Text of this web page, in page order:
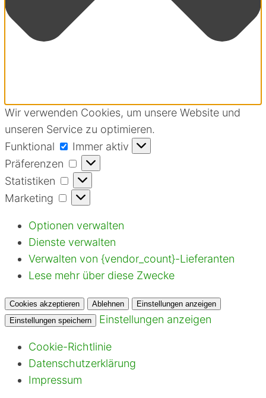
Wir verwenden Cookies, um unsere Website und
unseren Service zu optimieren.
Funktional
Funktional
Immer aktiv
Präferenzen
Präferenzen
Statistiken
Statistiken
Marketing
Marketing
Optionen verwalten
Dienste verwalten
Verwalten von {vendor_count}-Lieferanten
Lese mehr über diese Zwecke
Cookies akzeptieren Ablehnen
Einstellungen anzeigen
Einstellungen speichern
Einstellungen anzeigen
Cookie-Richtlinie
Datenschutzerklärung
Impressum